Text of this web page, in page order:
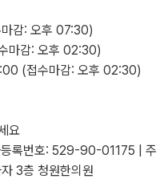
감: 오후 07:30)
마감: 오후 02:30)
(접수마감: 오후 02:30)
요
등록번호: 529-90-01175 | 주
3층 청원한의원